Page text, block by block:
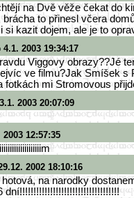
na Dvě věže čekat do
to přinesl včera
si kazit dojem, ale je to
4.1. 2003 19:34:17
Viggovy obrazy??Jé
ve filmu?Jak Smíšek s
fotkách mi Stromovous
3.1. 2003 20:07:09
2003 12:57:35
2002 18:10:16
na narodky
dní!!!!!!!!!!!!!!!!!!!!!!!!!!!!!!!!!!!!